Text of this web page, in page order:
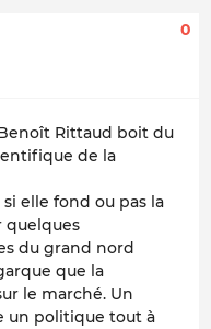
0
Rittaud boit du
de la
elle fond ou pas la
quelques
du grand nord
que la
le marché. Un
un politique tout à